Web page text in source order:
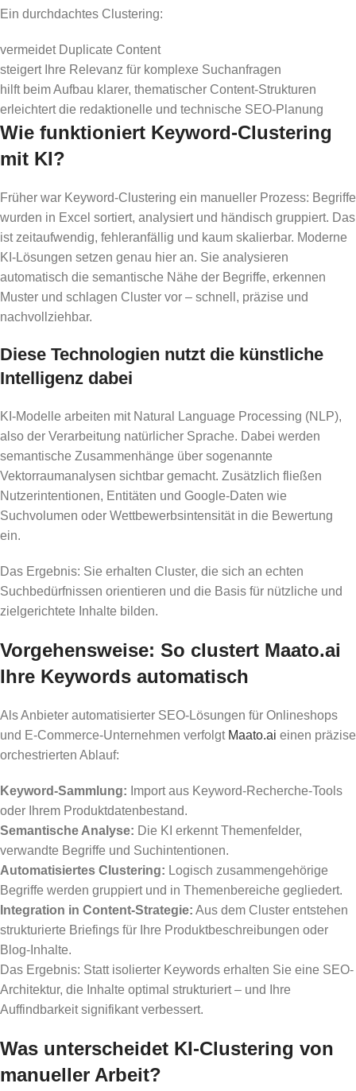
Ein durchdachtes Clustering:
vermeidet Duplicate Content
steigert Ihre Relevanz für komplexe Suchanfragen
hilft beim Aufbau klarer, thematischer Content-Strukturen
erleichtert die redaktionelle und technische SEO-Planung
Wie funktioniert Keyword-Clustering
mit KI?
Früher war Keyword-Clustering ein manueller Prozess: Begriffe
wurden in Excel sortiert, analysiert und händisch gruppiert. Das
ist zeitaufwendig, fehleranfällig und kaum skalierbar. Moderne
KI-Lösungen setzen genau hier an. Sie analysieren
automatisch die semantische Nähe der Begriffe, erkennen
Muster und schlagen Cluster vor – schnell, präzise und
nachvollziehbar.
Diese Technologien nutzt die künstliche
Intelligenz dabei
KI-Modelle arbeiten mit Natural Language Processing (NLP),
also der Verarbeitung natürlicher Sprache. Dabei werden
semantische Zusammenhänge über sogenannte
Vektorraumanalysen sichtbar gemacht. Zusätzlich fließen
Nutzerintentionen, Entitäten und Google-Daten wie
Suchvolumen oder Wettbewerbsintensität in die Bewertung
ein.
Das Ergebnis: Sie erhalten Cluster, die sich an echten
Suchbedürfnissen orientieren und die Basis für nützliche und
zielgerichtete Inhalte bilden.
Vorgehensweise: So clustert Maato.ai
Ihre Keywords automatisch
Als Anbieter automatisierter SEO-Lösungen für Onlineshops
und E-Commerce-Unternehmen verfolgt Maato.ai einen präzise
orchestrierten Ablauf:
Keyword-Sammlung: Import aus Keyword-Recherche-Tools
oder Ihrem Produktdatenbestand.
Semantische Analyse: Die KI erkennt Themenfelder,
verwandte Begriffe und Suchintentionen.
Automatisiertes Clustering: Logisch zusammengehörige
Begriffe werden gruppiert und in Themenbereiche gegliedert.
Integration in Content-Strategie: Aus dem Cluster entstehen
strukturierte Briefings für Ihre Produktbeschreibungen oder
Blog-Inhalte.
Das Ergebnis: Statt isolierter Keywords erhalten Sie eine SEO-
Architektur, die Inhalte optimal strukturiert – und Ihre
Auffindbarkeit signifikant verbessert.
Was unterscheidet KI-Clustering von
manueller Arbeit?